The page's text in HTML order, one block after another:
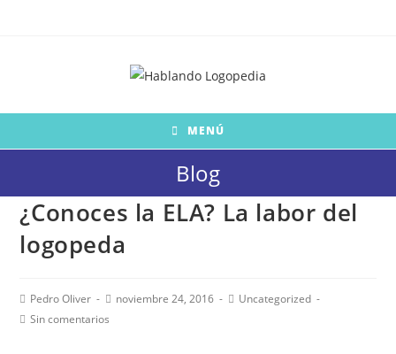
MENÚ
Blog
¿Conoces la ELA? La labor del
logopeda
Autor
de
Pedro Oliver
Publicación
de
noviembre 24, 2016
Categoría
Uncategorized
Comentarios
Sin comentarios